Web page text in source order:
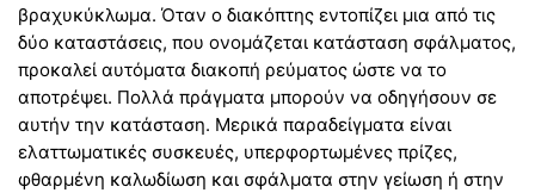
βραχυκύκλωμα. Όταν ο διακόπτης εντοπίζει μια από τις
δύο καταστάσεις, που ονομάζεται κατάσταση σφάλματος,
προκαλεί αυτόματα διακοπή ρεύματος ώστε να το
αποτρέψει. Πολλά πράγματα μπορούν να οδηγήσουν σε
αυτήν την κατάσταση. Μερικά παραδείγματα είναι
ελαττωματικές συσκευές, υπερφορτωμένες πρίζες,
φθαρμένη καλωδίωση και σφάλματα στην γείωση ή στην